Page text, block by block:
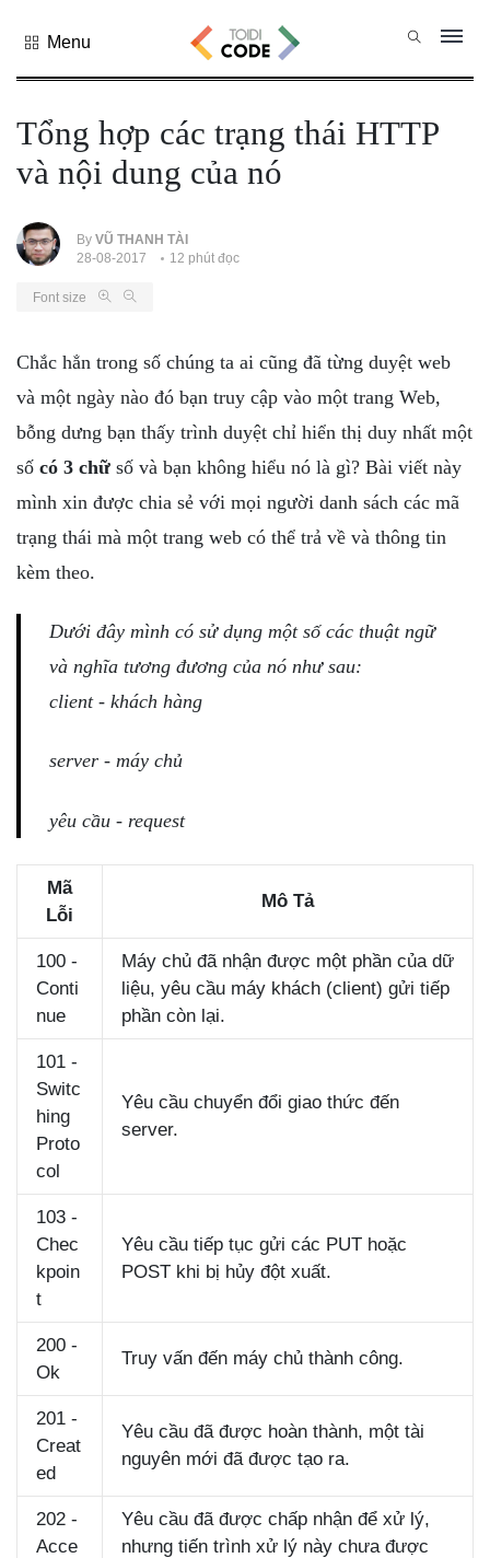
Tất cả
danh mục
PHP
PYTHON
NODE.JS
JAVA CORE
SQL
HTML
CSS
THỦ THUẬT
CÔNG
SOFTWARE
TIN TỨC &
TÌM KIẾM
TIN TUYỂN
DỤNG
Menu
Tổng hợp các trạng thái HTTP
và nội dung của nó
By VŨ THANH TÀI
28-08-2017
12 phút đọc
Font size
Chắc hẳn trong số chúng ta ai cũng đã từng duyệt web
và một ngày nào đó bạn truy cập vào một trang Web,
bỗng dưng bạn thấy trình duyệt chỉ hiển thị duy nhất một
số có 3 chữ số và bạn không hiểu nó là gì? Bài viết này
mình xin được chia sẻ với mọi người danh sách các mã
trạng thái mà một trang web có thể trả về và thông tin
kèm theo.
Dưới đây mình có sử dụng một số các thuật ngữ
và nghĩa tương đương của nó như sau:
client - khách hàng
server - máy chủ
yêu cầu - request
Mã
Lỗi
Mô Tả
100 -
Conti
nue
Máy chủ đã nhận được một phần của dữ
liệu, yêu cầu máy khách (client) gửi tiếp
phần còn lại.
101 -
Switc
hing
Proto
col
Yêu cầu chuyển đổi giao thức đến
server.
103 -
Chec
kpoin
t
Yêu cầu tiếp tục gửi các PUT hoặc
POST khi bị hủy đột xuất.
200 -
Ok
Truy vấn đến máy chủ thành công.
201 -
Creat
ed
Yêu cầu đã được hoàn thành, một tài
nguyên mới đã được tạo ra.
202 -
Acce
Yêu cầu đã được chấp nhận để xử lý,
nhưng tiến trình xử lý này chưa được